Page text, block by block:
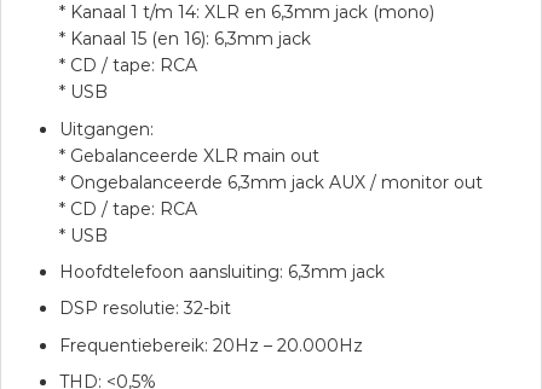
* Kanaal 1 t/m 14: XLR en 6,3mm jack (mono)
* Kanaal 15 (en 16): 6,3mm jack
* CD / tape: RCA
* USB
Uitgangen:
* Gebalanceerde XLR main out
* Ongebalanceerde 6,3mm jack AUX / monitor out
* CD / tape: RCA
* USB
Hoofdtelefoon aansluiting: 6,3mm jack
DSP resolutie: 32-bit
Frequentiebereik: 20Hz – 20.000Hz
THD: <0,5%